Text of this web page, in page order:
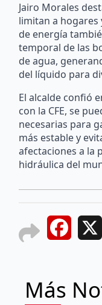
Jairo Morales
limitan a hogares
de energía
temporal de las
de agua,
del líquido para
El alcalde confió
con la CFE, se
necesarias para
más estable y
afectaciones a la
hidráulica del
Más